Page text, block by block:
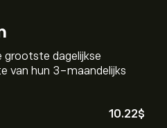
grootste dagelijkse
van hun 3-maandelijks
10.22‎$‎